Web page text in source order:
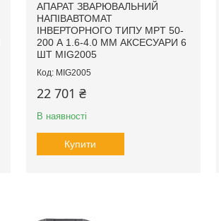
АПАРАТ ЗВАРЮВАЛЬНИЙ
НАПІВАВТОМАТ
ІНВЕРТОРНОГО ТИПУ MPT 50-
200 А 1.6-4.0 ММ АКСЕСУАРИ 6
ШТ MIG2005
MIG2005
22 701 ₴
В наявності
Купити